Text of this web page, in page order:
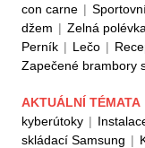
con carne |
džem | Zelná polévka
Perník | Lečo |
Zapečené brambory
AKTUÁLNÍ TÉMATA
kyberútoky |
skládací Samsung |